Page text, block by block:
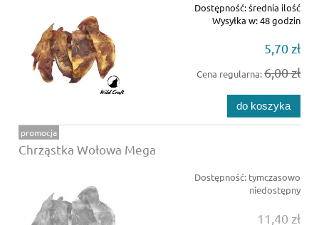
Dostępność:średnia ilość
Wysyłka w:48 godzin
5,70 zł
Cena regularna:6,00 zł
do koszyka
Chrząstka Wołowa Mega
Dostępność: tymczasowo
niedostępny
11,40 zł
promocja